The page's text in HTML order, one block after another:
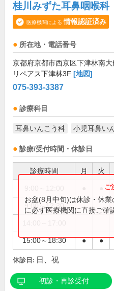
桂川みずた耳鼻咽喉科
医療機関による 情報認証済み
所在地・電話番号
京都府京都市西京区下津林南
リペアス下津林3F [地図]
075-393-3387
診療科目
耳鼻いんこう科 小児耳鼻い
診療/受付時間・休診日
診療時間 月 火
9:00～12:30
15:00～18:30 ● ●
お盆(8月中旬)は休診・休
に必ず医療機関に直接ご確
休診日: 日、祝
初診・再診受付